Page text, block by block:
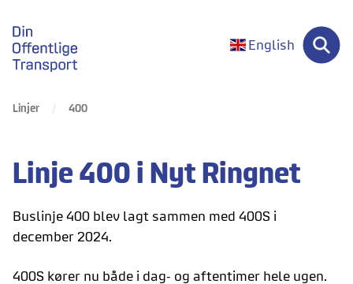
gå til forsiden
English
Linjer 400
Linje 400 i Nyt Ringnet
Buslinje 400 blev lagt sammen med 400S i
december 2024.
400S kører nu både i dag- og aftentimer hele ugen.